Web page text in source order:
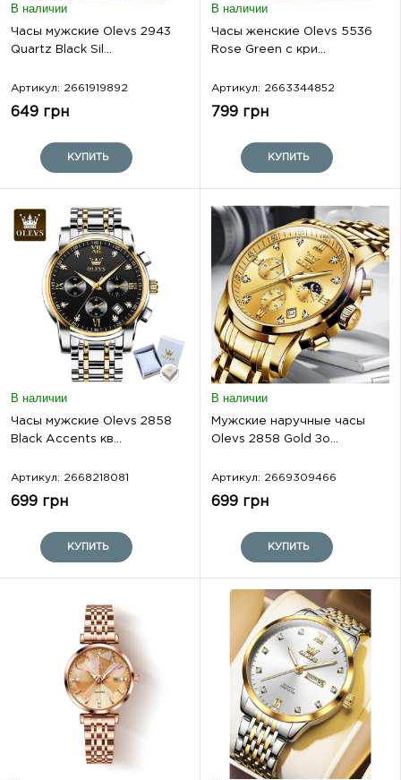
В наличии
Часы мужские Olevs 2943
Quartz Black Sil...
Артикул: 2661919892
649 грн
КУПИТЬ
В наличии
Часы женские Olevs 5536
Rose Green с кри...
Артикул: 2663344852
799 грн
КУПИТЬ
В наличии
Часы мужские Olevs 2858
Black Accents кв...
Артикул: 2668218081
699 грн
КУПИТЬ
В наличии
Мужские наручные часы
Olevs 2858 Gold Зо...
Артикул: 2669309466
699 грн
КУПИТЬ